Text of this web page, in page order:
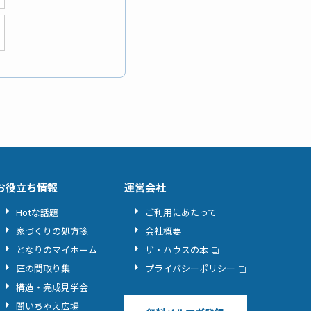
役立ち情報
Hotな話題
家づくりの処方箋
となりのマイホーム
匠の間取り集
構造・完成見学会
聞いちゃえ広場
運営会社
ご利用にあたって
会社概要
ザ・ハウスの本
プライバシーポリシー